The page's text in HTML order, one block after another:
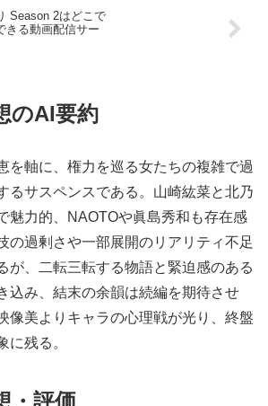
Season 2はどこで
きる動画配信サー
のAI要約
を軸に、権力を巡る女たちの複雑で過
るサスペンスである。山崎紘菜と北乃
魅力的、NAOTOや眞島秀和も存在感
の過剰さや一部展開のリアリティ不足
が、二転三転する物語と緊迫感のある
込み、結末の余韻は続編を期待させ
像美よりキャラの心理戦が光り、終盤
に残る。
・評価